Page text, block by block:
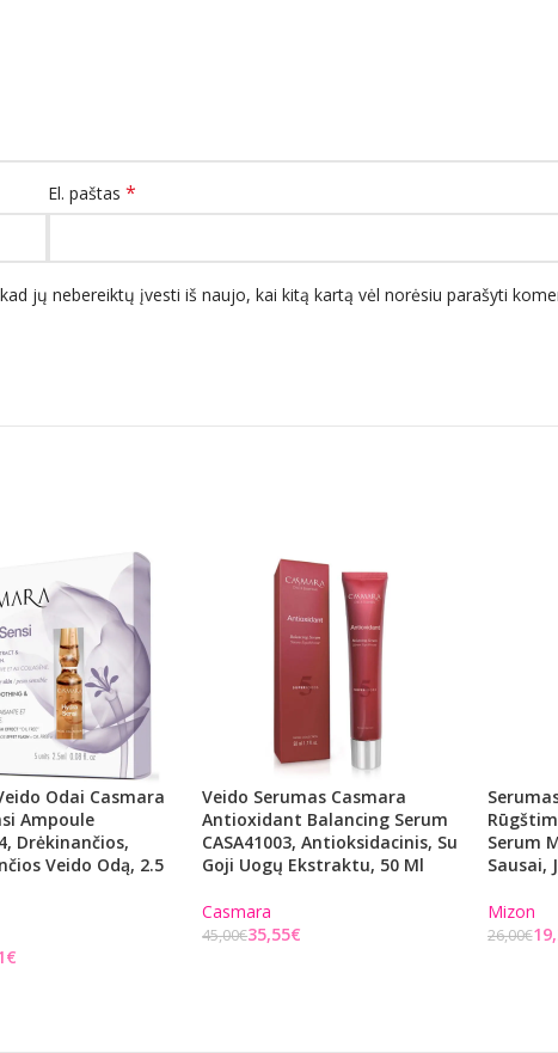
El. paštas *
jų nebereiktų įvesti iš naujo, kai kitą kartą vėl norėsiu parašyti
Odai Casmara
Ampoule
Drėkinančios,
Veido Odą, 2.5
€
Veido Serumas Casmara
Antioxidant Balancing Serum
CASA41003, Antioksidacinis, Su
Goji Uogų Ekstraktu, 50 Ml
Casmara
45,00€35,55€
Serum
Sausai,
Mizon
26,00€